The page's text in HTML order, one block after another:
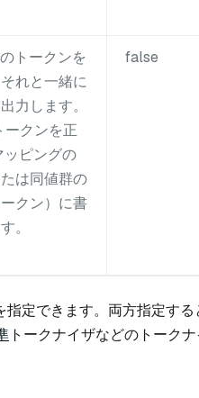
トークンを
れと一緒に
力します。
クンを正
ッピングの
は同値群の
クン）に書
。
false
指定できます。両方指定する
トークナイザなどのトーク